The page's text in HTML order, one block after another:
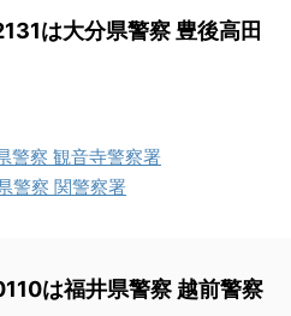
は大分県警察 豊後高田
警察 観音寺警察署
警察 関警察署
は福井県警察 越前警察